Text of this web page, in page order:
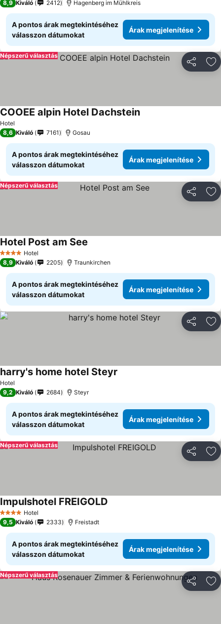
8,9 Kiváló 2412 Hagenberg im Mühlkreis
A pontos árak megtekintéséhez
válasszon dátumokat
Árak megjelenítése
Népszerű választás
Hotel
COOEE alpin Hotel Dachstein
8,6 Kiváló 7161 Gosau
A pontos árak megtekintéséhez
válasszon dátumokat
Árak megjelenítése
Népszerű választás
4 KategóriaHotel
Hotel Post am See
8,9 Kiváló 2205 Traunkirchen
A pontos árak megtekintéséhez
válasszon dátumokat
Árak megjelenítése
Hotel
harry's home hotel Steyr
9,2 Kiváló 2684 Steyr
A pontos árak megtekintéséhez
válasszon dátumokat
Árak megjelenítése
Népszerű választás
4 KategóriaHotel
Impulshotel FREIGOLD
9,5 Kiváló 2333 Freistadt
A pontos árak megtekintéséhez
válasszon dátumokat
Árak megjelenítése
Népszerű választás